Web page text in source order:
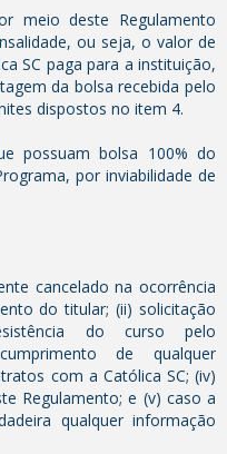
meio deste Regulamento
ou seja, o valor de
SC paga para a instituição,
da bolsa recebida pelo
dispostos no item 4.
possuam bolsa 100% do
por inviabilidade de
cancelado na ocorrência
do titular; (ii) solicitação
do curso pelo
de qualquer
com a Católica SC; (iv)
Regulamento; e (v) caso a
qualquer informação